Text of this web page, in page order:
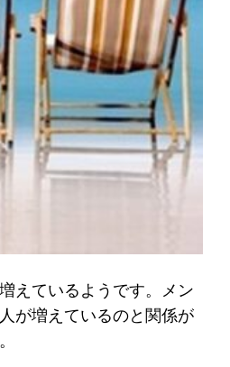
えているようです。メン
が増えているのと関係が